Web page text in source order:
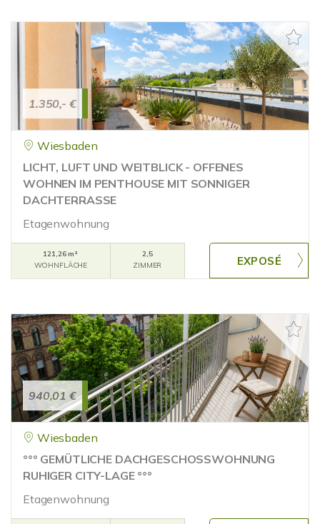
1.350,- €
Wiesbaden
LICHT, LUFT UND WEITBLICK - OFFENES
WOHNEN IM PENTHOUSE MIT SONNIGER
DACHTERRASSE
Etagenwohnung
121,26 m²
WOHNFLÄCHE
2,5
ZIMMER
940,01 €
Wiesbaden
°°° GEMÜTLICHE DACHGESCHOSSWOHNUNG
RUHIGER CITY-LAGE °°°
Etagenwohnung